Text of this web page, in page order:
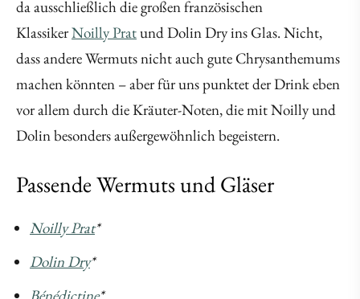
da ausschließlich die großen französischen
KlassikerNoilly Pratund Dolin Dry ins Glas. Nicht,
dass andere Wermuts nicht auch gute Chrysanthemums
machen könnten – aber für uns punktet der Drink eben
vor allem durch die Kräuter-Noten, die mit Noilly und
Dolin besonders außergewöhnlich begeistern.
Passende Wermuts und Gläser
Noilly Prat*
Dolin Dry*